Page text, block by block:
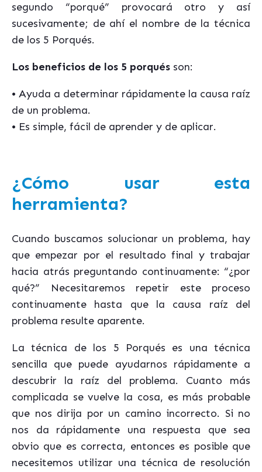
segundo “porqué” provocará otro y así
sucesivamente; de ahí el nombre de la técnica
de los 5 Porqués.
Los beneficios de los 5 porqués son:
• Ayuda a determinar rápidamente la causa raíz
de un problema.
• Es simple, fácil de aprender y de aplicar.
¿Cómo usar esta
herramienta?
Cuando buscamos solucionar un problema, hay
que empezar por el resultado final y trabajar
hacia atrás preguntando continuamente: “¿por
qué?” Necesitaremos repetir este proceso
continuamente hasta que la causa raíz del
problema resulte aparente.
La técnica de los 5 Porqués es una técnica
sencilla que puede ayudarnos rápidamente a
descubrir la raíz del problema. Cuanto más
complicada se vuelve la cosa, es más probable
que nos dirija por un camino incorrecto. Si no
nos da rápidamente una respuesta que sea
obvio que es correcta, entonces es posible que
necesitemos utilizar una técnica de resolución